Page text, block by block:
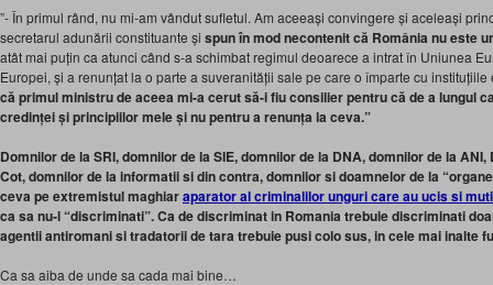
”- În primul rând, nu mi-am vândut sufletul. Am aceeași convingere și aceleași
secretarul adunării constituante și spun în mod necontenit că România nu este
atât mai puțin ca atunci când s-a schimbat regimul deoarece a intrat în Uniunea
Europei, și a renunțat la o parte a suveranității sale pe care o împarte cu
că primul ministru de aceea mi-a cerut să-i fiu consilier pentru că de a lungul
credinței și principiilor mele și nu pentru a renunța la ceva.”
Domnilor de la SRI, domnilor de la SIE, domnilor de la DNA, domnilor de la ANI,
Cot, domnilor de la informatii si din contra, domnilor si doamnelor de la
ceva pe extremistul maghiaraparator al criminalilor unguri care au ucis si
ca sa nu-l “discriminati”. Ca de discriminat in Romania trebuie discriminati
agentii antiromani si tradatorii de tara trebuie pusi colo sus, in cele mai inalte
Ca sa aiba de unde sa cada mai bine…